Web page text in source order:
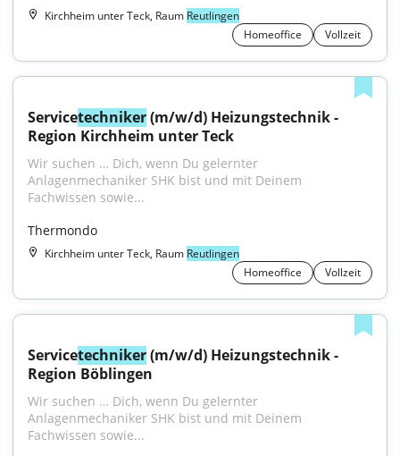
Kirchheim unter Teck, Raum Reutlingen
Homeoffice
Vollzeit
Servicetechniker (m/w/d) Heizungstechnik -
Region Kirchheim unter Teck
Wir suchen … Dich, wenn Du gelernter
Anlagenmechaniker SHK bist und mit Deinem
Fachwissen sowie...
Thermondo
Kirchheim unter Teck, Raum Reutlingen
Homeoffice
Vollzeit
Servicetechniker (m/w/d) Heizungstechnik -
Region Böblingen
Wir suchen … Dich, wenn Du gelernter
Anlagenmechaniker SHK bist und mit Deinem
Fachwissen sowie...